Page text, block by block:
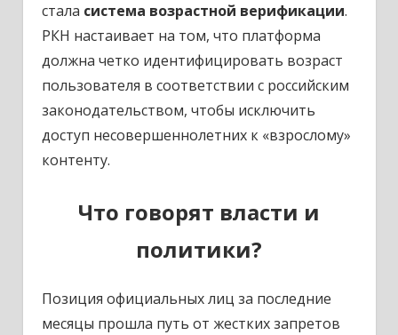
стала система возрастной верификации.
РКН настаивает на том, что платформа
должна четко идентифицировать возраст
пользователя в соответствии с российским
законодательством, чтобы исключить
доступ несовершеннолетних к «взрослому»
контенту.
Что говорят власти и
политики?
Позиция официальных лиц за последние
месяцы прошла путь от жестких запретов